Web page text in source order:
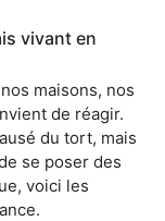
vivant en
maisons, nos
de réagir.
du tort, mais
se poser des
voici les